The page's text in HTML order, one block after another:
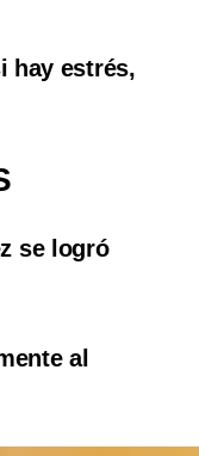
hay estrés,
se logró
al